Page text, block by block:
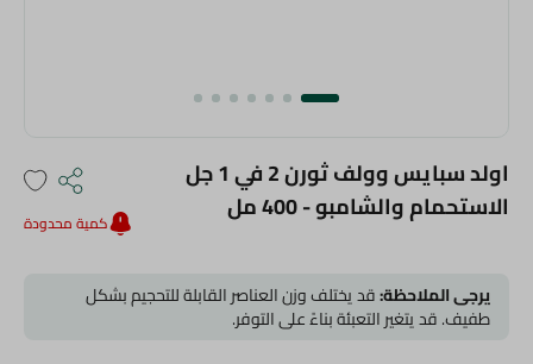
اولد سبايس وولف ثورن 2 في 1 جل
الاستحمام والشامبو - 400 مل
كمية محدودة
يرجى الملاحظة:قد يختلف وزن العناصر القابلة للتحجيم بشكل
طفيف. قد يتغير التعبئة بناءً على التوفر.